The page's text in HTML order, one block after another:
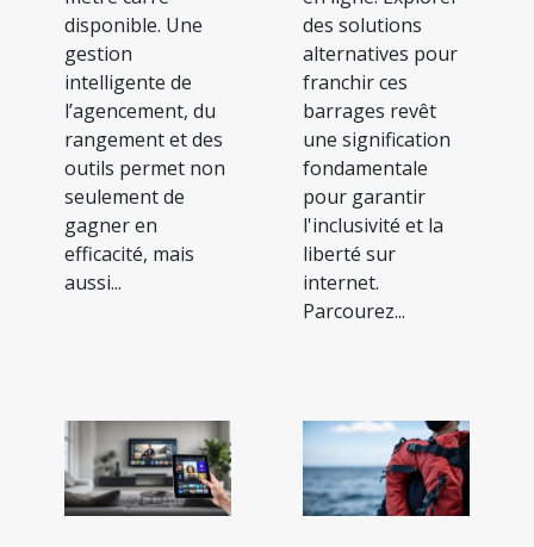
disponible. Une
gestion
intelligente de
l’agencement, du
rangement et des
outils permet non
seulement de
gagner en
efficacité, mais
aussi...
des solutions
alternatives pour
franchir ces
barrages revêt
une signification
fondamentale
pour garantir
l'inclusivité et la
liberté sur
internet.
Parcourez...